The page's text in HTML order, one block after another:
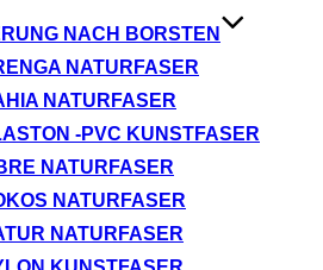
NACH BORSTEN
NATURFASER
NATURFASER
-PVC KUNSTFASER
NATURFASER
NATURFASER
NATURFASER